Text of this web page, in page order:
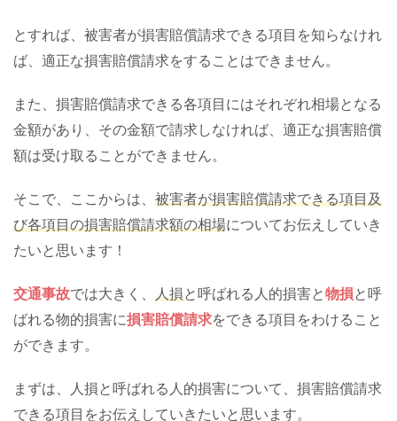
とすれば、被害者が損害賠償請求できる項目を知らなけれ
ば、適正な損害賠償請求をすることはできません。
また、損害賠償請求できる各項目にはそれぞれ相場となる
金額があり、その金額で請求しなければ、適正な損害賠償
額は受け取ることができません。
そこで、ここからは、 被害者が損害賠償請求できる項目及
び各項目の損害賠償請求額の相場についてお伝えしていき
たいと思います！
交通事故では大きく、 人損と呼ばれる人的損害と物損と呼
ばれる物的損害に損害賠償請求をできる項目をわけること
ができます。
まずは、人損と呼ばれる人的損害について、損害賠償請求
できる項目をお伝えしていきたいと思います。